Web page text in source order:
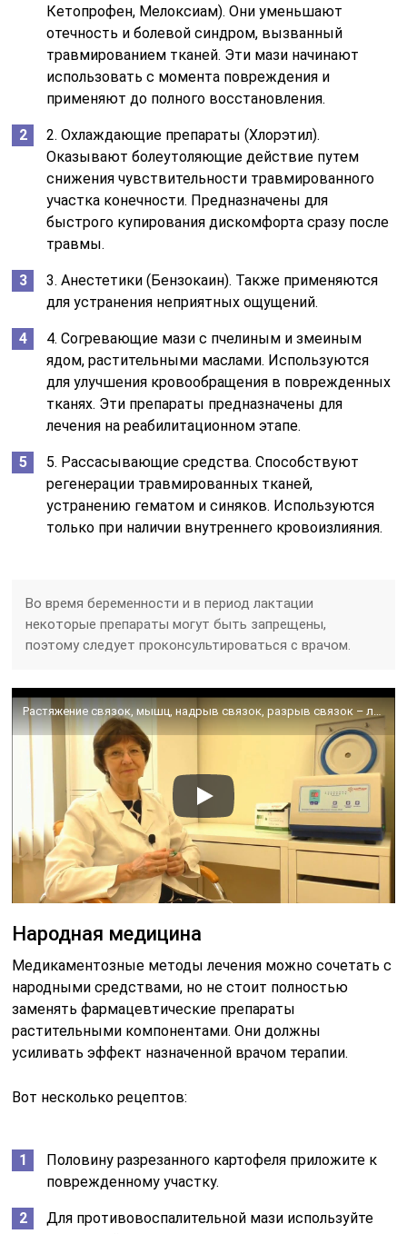
Кетопрофен, Мелоксиам). Они уменьшают
отечность и болевой синдром, вызванный
травмированием тканей. Эти мази начинают
использовать с момента повреждения и
применяют до полного восстановления.
2. Охлаждающие препараты (Хлорэтил).
Оказывают болеутоляющие действие путем
снижения чувствительности травмированного
участка конечности. Предназначены для
быстрого купирования дискомфорта сразу после
травмы.
3. Анестетики (Бензокаин). Также применяются
для устранения неприятных ощущений.
4. Согревающие мази с пчелиным и змеиным
ядом, растительными маслами. Используются
для улучшения кровообращения в поврежденных
тканях. Эти препараты предназначены для
лечения на реабилитационном этапе.
5. Рассасывающие средства. Способствуют
регенерации травмированных тканей,
устранению гематом и синяков. Используются
только при наличии внутреннего кровоизлияния.
Во время беременности и в период лактации
некоторые препараты могут быть запрещены,
поэтому следует проконсультироваться с врачом.
Растяжение связок, мышц, надрыв связок, разрыв связок – лечение аутоплазмой
Народная медицина
Медикаментозные методы лечения можно сочетать с
народными средствами, но не стоит полностью
заменять фармацевтические препараты
растительными компонентами. Они должны
усиливать эффект назначенной врачом терапии.
Вот несколько рецептов:
Половину разрезанного картофеля приложите к
поврежденному участку.
Для противовоспалительной мази используйте